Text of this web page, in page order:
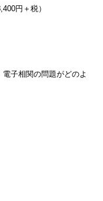
円＋税）
子相関の問題がどのよ